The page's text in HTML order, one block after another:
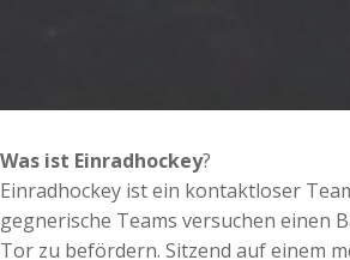
Was ist Einradhockey?
Einradhockey ist ein kontaktloser
gegnerische Teams versuchen einen
Tor zu befördern. Sitzend auf einem